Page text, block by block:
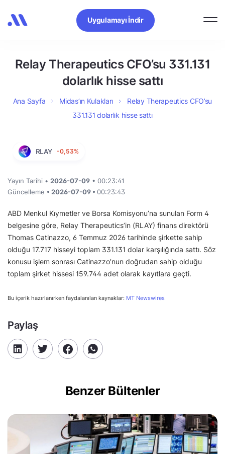
Uygulamayı İndir
Relay Therapeutics CFO’su 331.131
dolarlık hisse sattı
Ana Sayfa Midas’ın Kulakları
Relay Therapeutics CFO’su
331.131 dolarlık hisse sattı
RLAY -0,53%
Yayın Tarihi • 2026-07-09 • 00:23:41
Güncelleme • 2026-07-09 • 00:23:43
ABD Menkul Kıymetler ve Borsa Komisyonu’na sunulan Form 4
belgesine göre, Relay Therapeutics’in (RLAY) finans direktörü
Thomas Catinazzo, 6 Temmuz 2026 tarihinde şirkette sahip
olduğu 17.717 hisseyi toplam 331.131 dolar karşılığında sattı. Söz
konusu işlem sonrası Catinazzo’nun doğrudan sahip olduğu
toplam şirket hissesi 159.744 adet olarak kayıtlara geçti.
Bu içerik hazırlanırken faydalanılan kaynaklar: MT Newswires
Paylaş
Benzer Bültenler